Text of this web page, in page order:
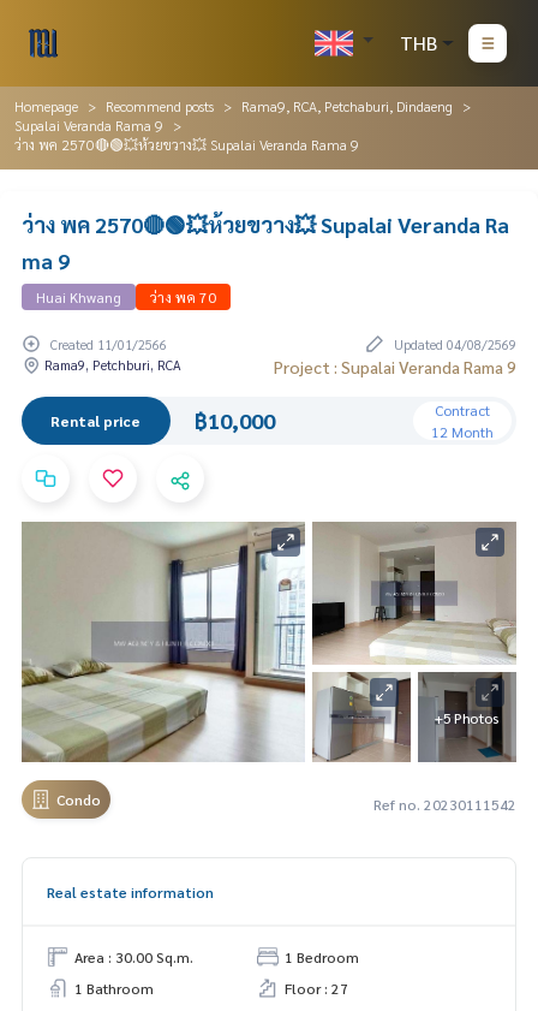
THB
Homepage Recommend posts
Rama9, RCA, Petchaburi, Dindaeng
Supalai Veranda Rama 9
ว่าง พค 2570🔴🟢💥ห้วยขวาง💥 Supalai Veranda Rama 9
ว่าง พค 2570🔴🟢💥ห้วยขวาง💥 Supalai Veranda Ra
ma 9
Huai Khwang ว่าง พค 70
Created 11/01/2566
Updated 04/08/2569
Rama9, Petchburi, RCA
Project : Supalai Veranda Rama 9
Rental price ฿10,000
Contract
12 Month
+5 Photos
Condo Ref no. 20230111542
Real estate information
Area : 30.00 Sq.m.
1 Bedroom
1 Bathroom
Floor : 27